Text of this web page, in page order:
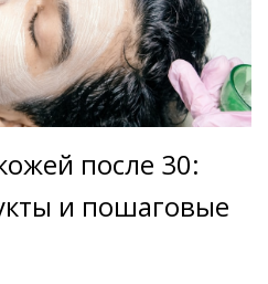
после 30:
и пошаговые